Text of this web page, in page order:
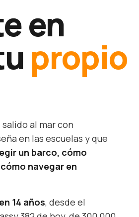
en
propio
al mar con
en las escuelas y que
un barco, cómo
navegar en
14 años, desde el